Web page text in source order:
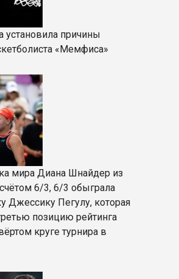
установила причины
«Мемфиса»
мира Диана Шнайдер из
6/3, 6/3 обыграла
Джессику Пегулу, которая
позицию рейтинга
круге турнира в